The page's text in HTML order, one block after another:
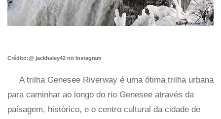
Crédito:@ jackhaley42 no Instagram
A trilha Genesee Riverway é uma ótima trilha urbana
para caminhar ao longo do rio Genesee através da
paisagem, histórico, e o centro cultural da cidade de